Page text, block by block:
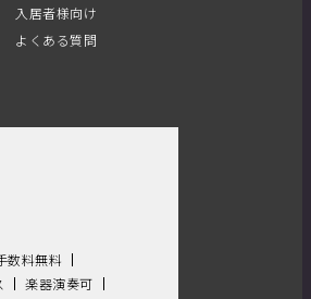
入居者様向け
よくある質問
数料無料
楽器演奏可